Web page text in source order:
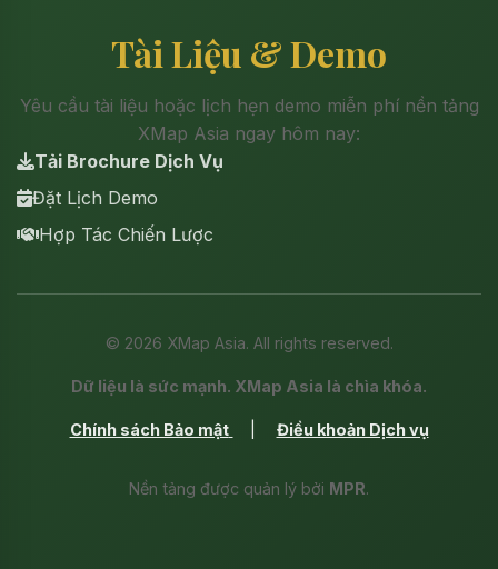
Tài Liệu & Demo
Yêu cầu tài liệu hoặc lịch hẹn demo miễn phí nền tảng
XMap Asia ngay hôm nay:
Tải Brochure Dịch Vụ
Đặt Lịch Demo
Hợp Tác Chiến Lược
© 2026 XMap Asia. All rights reserved.
Dữ liệu là sức mạnh. XMap Asia là chìa khóa.
Chính sách Bảo mật Điều khoản Dịch vụ
Nền tảng được quản lý bởi MPR.